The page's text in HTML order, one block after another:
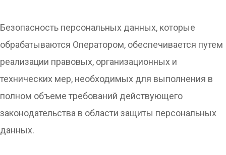
Безопасность персональных данных, которые
обрабатываются Оператором, обеспечивается путем
реализации правовых, организационных и
технических мер, необходимых для выполнения в
полном объеме требований действующего
законодательства в области защиты персональных
данных.